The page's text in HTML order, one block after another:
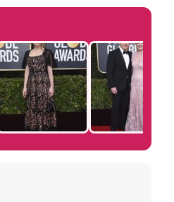
Manu Baqueiro: "Tuve como referente a Bruce Willis en 'Luz de Luna' para mi trabajo en la serie 'Perdiendo el juicio'"
Magdalena de Suecia responde a las críticas y explica por qué le han permitido lanzar su propio negocio